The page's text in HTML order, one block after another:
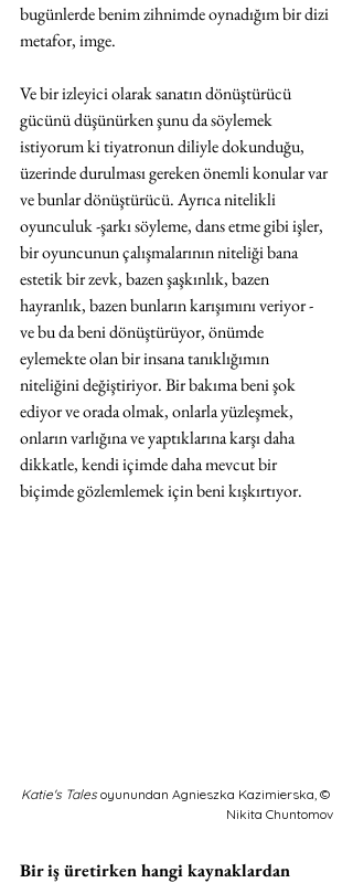
bugünlerde benim zihnimde oynadığım bir dizi
metafor, imge.
Ve bir izleyici olarak sanatın dönüştürücü
gücünü düşünürken şunu da söylemek
istiyorum ki tiyatronun diliyle dokunduğu,
üzerinde durulması gereken önemli konular var
ve bunlar dönüştürücü. Ayrıca nitelikli
oyunculuk -şarkı söyleme, dans etme gibi işler,
bir oyuncunun çalışmalarının niteliği bana
estetik bir zevk, bazen şaşkınlık, bazen
hayranlık, bazen bunların karışımını veriyor -
ve bu da beni dönüştürüyor, önümde
eylemekte olan bir insana tanıklığımın
niteliğini değiştiriyor. Bir bakıma beni şok
ediyor ve orada olmak, onlarla yüzleşmek,
onların varlığına ve yaptıklarına karşı daha
dikkatle, kendi içimde daha mevcut bir
biçimde gözlemlemek için beni kışkırtıyor.
Katie's Tales oyunundan Agnieszka Kazimierska, ©
Nikita Chuntomov
Bir iş üretirken hangi kaynaklardan